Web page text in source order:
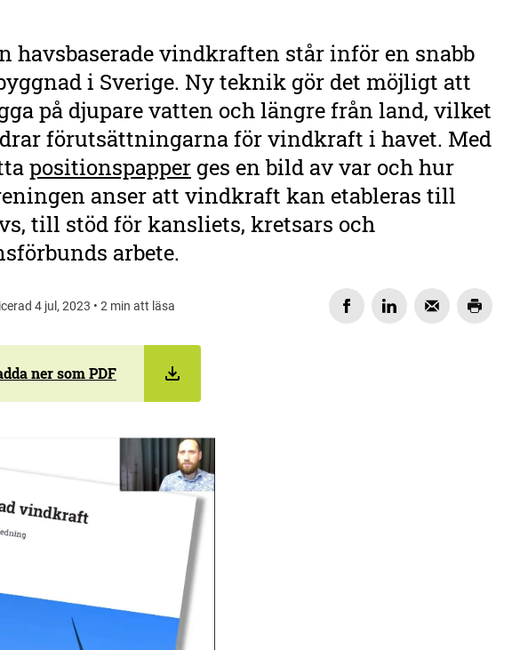
havsbaserade vindkraften står inför en snabb
i Sverige. Ny teknik gör det möjligt att
på djupare vatten och längre från land, vilket
förutsättningarna för vindkraft i havet. Med
positionspapper ges en bild av var och hur
anser att vindkraft kan etableras till
till stöd för kansliets, kretsars och
arbete.
4 jul, 2023 • 2 min att läsa
ner som PDF